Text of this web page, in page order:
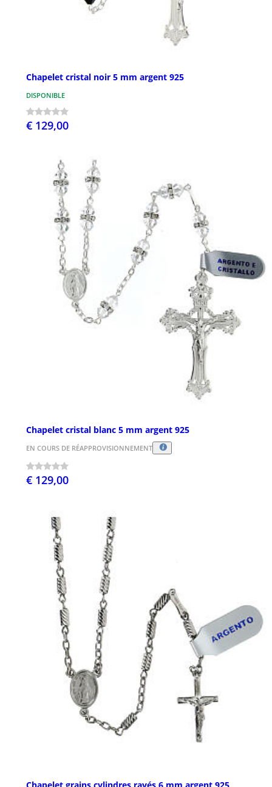
Chapelet cristal noir 5 mm argent 925
DISPONIBLE
€ 129,00
Chapelet cristal blanc 5 mm argent 925
EN COURS DE RÉAPPROVISIONNEMENT
€ 129,00